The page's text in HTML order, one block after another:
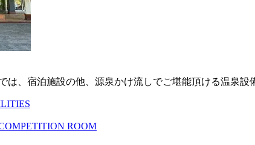
は、宿泊施設の他、源泉かけ流しでご堪能頂ける温泉
ROOM